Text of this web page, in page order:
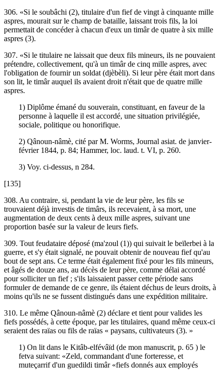
306. «Si le soubâchi (2), titulaire d'un fief de vingt à cinquante mille
aspres, mourait sur le champ de bataille, laissant trois fils, la loi
permettait de concéder à chacun d'eux un timâr de quatre à six mille
aspres (3).
307. «Si le titulaire ne laissait que deux fils mineurs, ils ne pouvaient
prétendre, collectivement, qu'à un timâr de cinq mille aspres, avec
l'obligation de fournir un soldat (djèbèli). Si leur père était mort dans
son lit, le timâr auquel ils avaient droit n'était que de quatre mille
aspres.
1) Diplôme émané du souverain, constituant, en faveur de la
personne à laquelle il est accordé, une situation privilégiée,
sociale, politique ou honorifique.
2) Qânoun-nâmè, cité par M. Worms, Journal asiat. de janvier-
février 1844, p. 84; Hammer, loc. laud. t. VI, p. 260.
3) Voy. ci-dessus, n 284.
[135]
308. Au contraire, si, pendant la vie de leur père, les fils se
trouvaient déjà investis de timârs, ils recevaient, à sa mort, une
augmentation de deux cents à deux mille aspres, suivant une
proportion basée sur la valeur de leurs fiefs.
309. Tout feudataire déposé (ma'zoul (1)) qui suivait le beïlerbei à la
guerre, et s'y était signalé, ne pouvait obtenir de nouveau fief qu'au
bout de sept ans. Ce terme était également fixé pour les fils mineurs,
et âgés de douze ans, au décès de leur père, comme délai accordé
pour solliciter un fief ; s'ils laissaient passer cette période sans
formuler de demande de ce genre, ils étaient déchus de leurs droits, à
moins qu'ils ne se fussent distingués dans une expédition militaire.
310. Le même Qânoun-nâmè (2) déclare et tient pour valides les
fiefs possédés, à cette époque, par les titulaires, quand même ceux-ci
seraient des raïas ou fils de raïas « paysans, cultivateurs (3). »
1) On lit dans le Kitâb-elfévâïd (de mon manuscrit, p. 65 ) le
fetva suivant: «Zeld, commandant d'une forteresse, et
muteçarrif d'un guedildi timâr «fiefs donnés aux employés